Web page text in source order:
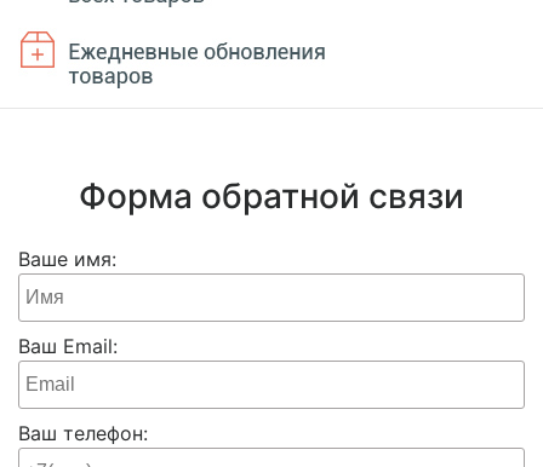
Форма обратной связи
Ваше имя:
Ваш Email:
Ваш телефон: